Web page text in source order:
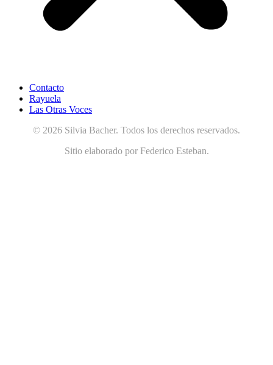
Contacto
Rayuela
Las Otras Voces
© 2026 Silvia Bacher. Todos los derechos reservados.
Sitio elaborado por Federico Esteban.